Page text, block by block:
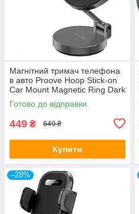
Магнітний тримач телефона
в авто Proove Hoop Stick-on
Car Mount Magnetic Ring Dark
Gray
Готово до відправки
449 ₴ 649 ₴
Купити
–28%